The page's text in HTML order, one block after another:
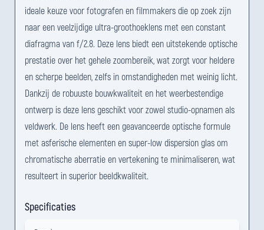
ideale keuze voor fotografen en filmmakers die op zoek zijn
naar een veelzijdige ultra-groothoeklens met een constant
diafragma van f/2.8. Deze lens biedt een uitstekende optische
prestatie over het gehele zoombereik, wat zorgt voor heldere
en scherpe beelden, zelfs in omstandigheden met weinig licht.
Dankzij de robuuste bouwkwaliteit en het weerbestendige
ontwerp is deze lens geschikt voor zowel studio-opnamen als
veldwerk. De lens heeft een geavanceerde optische formule
met asferische elementen en super-low dispersion glas om
chromatische aberratie en vertekening te minimaliseren, wat
resulteert in superior beeldkwaliteit.
Specificaties